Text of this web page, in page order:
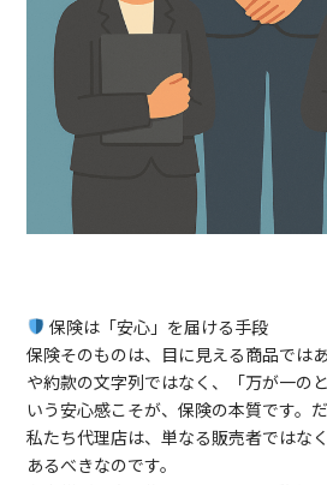
保険は「安心」を届ける手段
保険そのものは、目に見える商品では
や約款の文字列ではなく、「万が一の
いう安心感こそが、保険の本質です。
私たち代理店は、単なる販売者ではな
あるべきなのです。